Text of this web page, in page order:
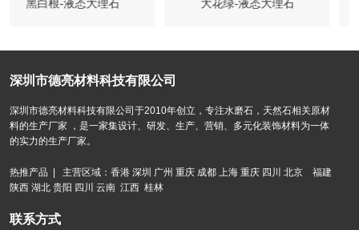
大花绿-液态大理石 圆桌-黑白格-液态大理石茶几
深圳市德亮材料科技有限公司
深圳市德亮材料科技有限公司于2010年创立，专注水磨石，天然石相关原材
料的生产厂家 ，是一家集设计、研发、生产、营销、多元化装饰材料为一体
的实力的生产厂家。
热推产品 | 主营区域：香港 深圳 广州 重庆 成都 上海 重庆 四川 北京 福建
陕西 湖北 贵阳 四川 云南 江西 桂林
联系方式